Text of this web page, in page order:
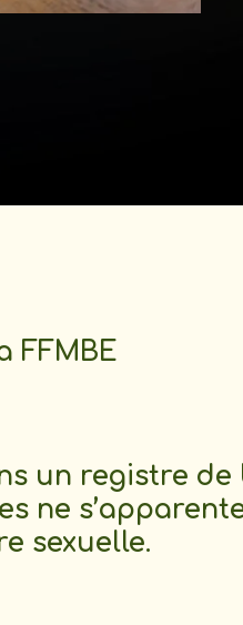
FFMBE
un registre
ne
sexuelle.